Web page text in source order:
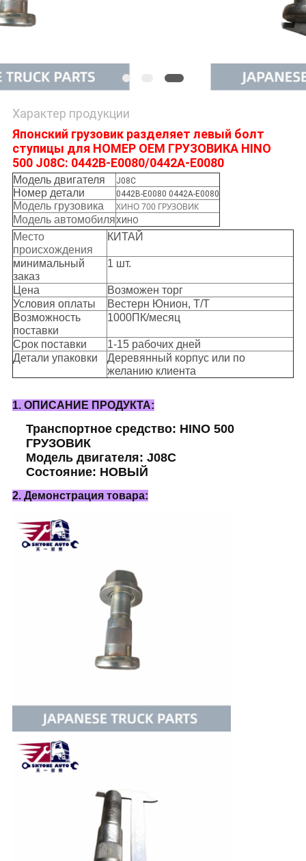
Характер продукции
Японский грузовик разделяет левый болт
ступицы для НОМЕР OEM ГРУЗОВИКА HINO
500 J08C: 0442B-E0080/0442A-E0080
Модель двигателя J08C
Номер детали 0442B-E0080 0442A-E0080
Модель грузовика
ХИНО 700 ГРУЗОВИК
Модель автомобиляХИНО
Место
происхождения
КИТАЙ
минимальный
заказ
1 шт.
Цена
Возможен торг
Условия оплаты
Вестерн Юнион, Т/Т
Возможность
поставки
1000ПК/месяц
Срок поставки
1-15 рабочих дней
Детали упаковки
Деревянный корпус или по
желанию клиента
1. ОПИСАНИЕ ПРОДУКТА:
Транспортное средство: HINO 500
ГРУЗОВИК
Модель двигателя: J08C
Состояние: НОВЫЙ
2. Демонстрация товара: